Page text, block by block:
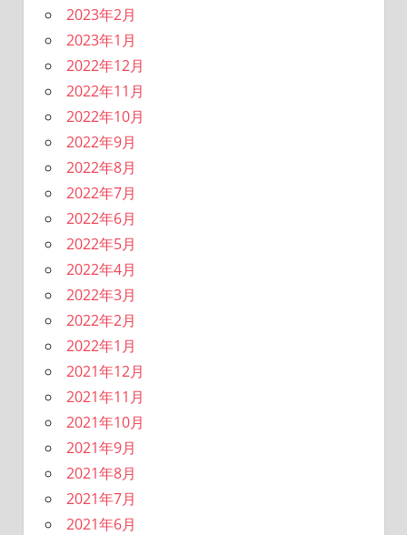
2023年2月
2023年1月
2022年12月
2022年11月
2022年10月
2022年9月
2022年8月
2022年7月
2022年6月
2022年5月
2022年4月
2022年3月
2022年2月
2022年1月
2021年12月
2021年11月
2021年10月
2021年9月
2021年8月
2021年7月
2021年6月